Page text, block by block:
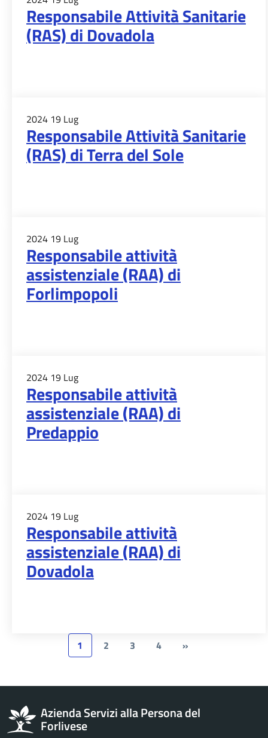
Responsabile Attività Sanitarie
(RAS) di Dovadola
2024 19 Lug
Responsabile Attività Sanitarie
(RAS) di Terra del Sole
2024 19 Lug
Responsabile attività
assistenziale (RAA) di
Forlimpopoli
2024 19 Lug
Responsabile attività
assistenziale (RAA) di
Predappio
2024 19 Lug
Responsabile attività
assistenziale (RAA) di
Dovadola
1 2 3 4 »
Azienda Servizi alla Persona del
Forlivese